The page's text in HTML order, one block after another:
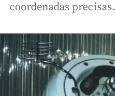
coordenadas precisas.